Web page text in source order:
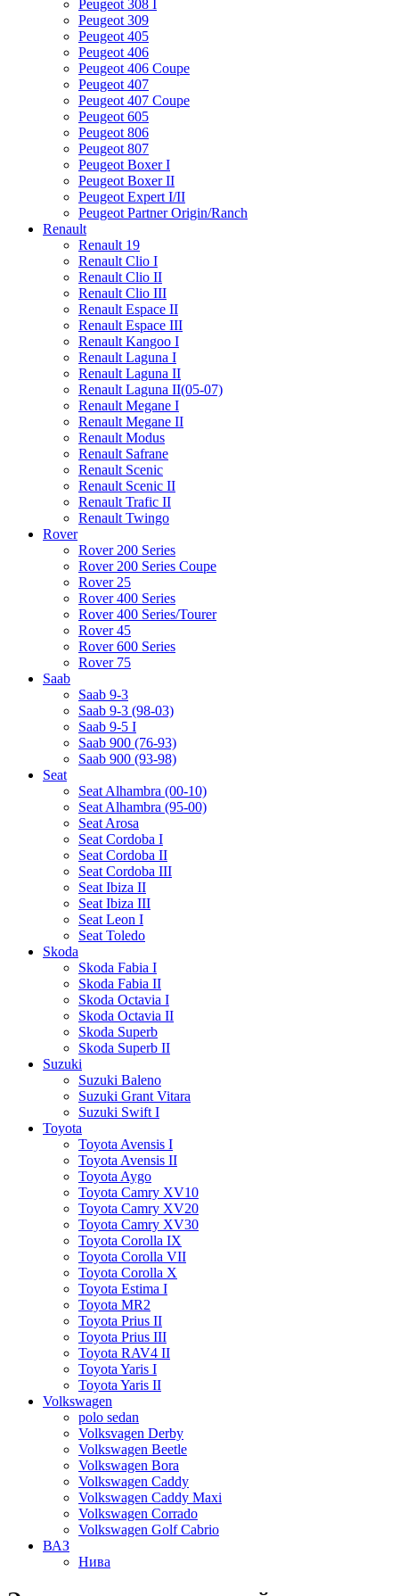
Peugeot 308 I
Peugeot 309
Peugeot 405
Peugeot 406
Peugeot 406 Coupe
Peugeot 407
Peugeot 407 Coupe
Peugeot 605
Peugeot 806
Peugeot 807
Peugeot Boxer I
Peugeot Boxer II
Peugeot Expert I/II
Peugeot Partner Origin/Ranch
Renault
Renault 19
Renault Clio I
Renault Clio II
Renault Clio III
Renault Espace II
Renault Espace III
Renault Kangoo I
Renault Laguna I
Renault Laguna II
Renault Laguna II(05-07)
Renault Megane I
Renault Megane II
Renault Modus
Renault Safrane
Renault Scenic
Renault Scenic II
Renault Trafic II
Renault Twingo
Rover
Rover 200 Series
Rover 200 Series Coupe
Rover 25
Rover 400 Series
Rover 400 Series/Tourer
Rover 45
Rover 600 Series
Rover 75
Saab
Saab 9-3
Saab 9-3 (98-03)
Saab 9-5 I
Saab 900 (76-93)
Saab 900 (93-98)
Seat
Seat Alhambra (00-10)
Seat Alhambra (95-00)
Seat Arosa
Seat Cordoba I
Seat Cordoba II
Seat Cordoba III
Seat Ibiza II
Seat Ibiza III
Seat Leon I
Seat Toledo
Skoda
Skoda Fabia I
Skoda Fabia II
Skoda Octavia I
Skoda Octavia II
Skoda Superb
Skoda Superb II
Suzuki
Suzuki Baleno
Suzuki Grant Vitara
Suzuki Swift I
Toyota
Toyota Avensis I
Toyota Avensis II
Toyota Aygo
Toyota Camry XV10
Toyota Camry XV20
Toyota Camry XV30
Toyota Corolla IX
Toyota Corolla VII
Toyota Corolla X
Toyota Estima I
Toyota MR2
Toyota Prius II
Toyota Prius III
Toyota RAV4 II
Toyota Yaris I
Toyota Yaris II
Volkswagen
polo sedan
Volksvagen Derby
Volkswagen Beetle
Volkswagen Bora
Volkswagen Caddy
Volkswagen Caddy Maxi
Volkswagen Corrado
Volkswagen Golf Cabrio
ВАЗ
Нива